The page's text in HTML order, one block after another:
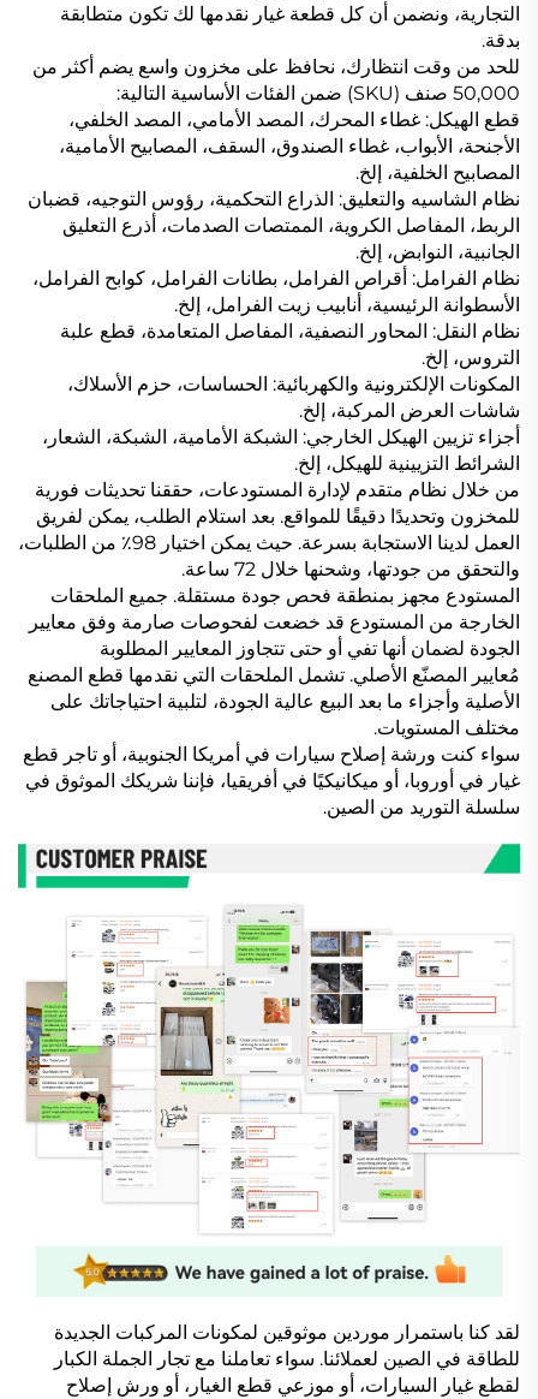
التجارية، ونضمن أن كل قطعة غيار نقدمها لك تكون متطابقة
بدقة.
للحد من وقت انتظارك، نحافظ على مخزون واسع يضم أكثر من
50,000 صنف (SKU) ضمن الفئات الأساسية التالية:
قطع الهيكل: غطاء المحرك، المصد الأمامي، المصد الخلفي،
الأجنحة، الأبواب، غطاء الصندوق، السقف، المصابيح الأمامية،
المصابيح الخلفية، إلخ.
نظام الشاسيه والتعليق: الذراع التحكمية، رؤوس التوجيه، قضبان
الربط، المفاصل الكروية، الممتصات الصدمات، أذرع التعليق
الجانبية، النوابض، إلخ.
نظام الفرامل: أقراص الفرامل، بطانات الفرامل، كوابح الفرامل،
الأسطوانة الرئيسية، أنابيب زيت الفرامل، إلخ.
نظام النقل: المحاور النصفية، المفاصل المتعامدة، قطع علبة
التروس، إلخ.
المكونات الإلكترونية والكهربائية: الحساسات، حزم الأسلاك،
شاشات العرض المركبة، إلخ.
أجزاء تزيين الهيكل الخارجي: الشبكة الأمامية، الشبكة، الشعار،
الشرائط التزيينية للهيكل، إلخ.
من خلال نظام متقدم لإدارة المستودعات، حققنا تحديثات فورية
للمخزون وتحديدًا دقيقًا للمواقع. بعد استلام الطلب، يمكن لفريق
العمل لدينا الاستجابة بسرعة. حيث يمكن اختيار 98٪ من الطلبات،
والتحقق من جودتها، وشحنها خلال 72 ساعة.
المستودع مجهز بمنطقة فحص جودة مستقلة. جميع الملحقات
الخارجة من المستودع قد خضعت لفحوصات صارمة وفق معايير
الجودة لضمان أنها تفي أو حتى تتجاوز المعايير المطلوبة
مُعايير المصنّع الأصلي. تشمل الملحقات التي نقدمها قطع المصنع
الأصلية وأجزاء ما بعد البيع عالية الجودة، لتلبية احتياجاتك على
مختلف المستويات.
سواء كنت ورشة إصلاح سيارات في أمريكا الجنوبية، أو تاجر قطع
غيار في أوروبا، أو ميكانيكيًا في أفريقيا، فإننا شريكك الموثوق في
سلسلة التوريد من الصين.
لقد كنا باستمرار موردين موثوقين لمكونات المركبات الجديدة
للطاقة في الصين لعملائنا. سواء تعاملنا مع تجار الجملة الكبار
لقطع غيار السيارات، أو موزعي قطع الغيار، أو ورش إصلاح